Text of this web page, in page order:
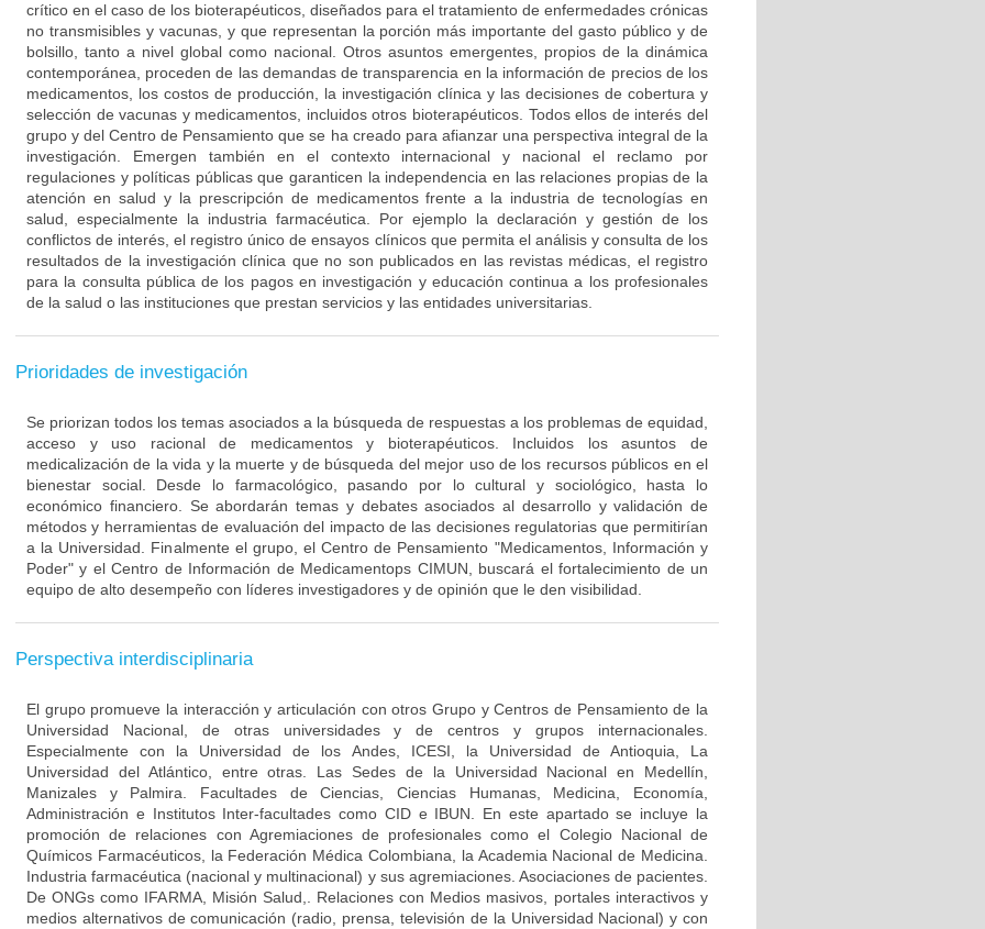
crítico en el caso de los bioterapéuticos, diseñados para el tratamiento de enfermedades crónicas
no transmisibles y vacunas, y que representan la porción más importante del gasto público y de
bolsillo, tanto a nivel global como nacional. Otros asuntos emergentes, propios de la dinámica
contemporánea, proceden de las demandas de transparencia en la información de precios de los
medicamentos, los costos de producción, la investigación clínica y las decisiones de cobertura y
selección de vacunas y medicamentos, incluidos otros bioterapéuticos. Todos ellos de interés del
grupo y del Centro de Pensamiento que se ha creado para afianzar una perspectiva integral de la
investigación. Emergen también en el contexto internacional y nacional el reclamo por
regulaciones y políticas públicas que garanticen la independencia en las relaciones propias de la
atención en salud y la prescripción de medicamentos frente a la industria de tecnologías en
salud, especialmente la industria farmacéutica. Por ejemplo la declaración y gestión de los
conflictos de interés, el registro único de ensayos clínicos que permita el análisis y consulta de los
resultados de la investigación clínica que no son publicados en las revistas médicas, el registro
para la consulta pública de los pagos en investigación y educación continua a los profesionales
de la salud o las instituciones que prestan servicios y las entidades universitarias.
Prioridades de investigación
Se priorizan todos los temas asociados a la búsqueda de respuestas a los problemas de equidad,
acceso y uso racional de medicamentos y bioterapéuticos. Incluidos los asuntos de
medicalización de la vida y la muerte y de búsqueda del mejor uso de los recursos públicos en el
bienestar social. Desde lo farmacológico, pasando por lo cultural y sociológico, hasta lo
económico financiero. Se abordarán temas y debates asociados al desarrollo y validación de
métodos y herramientas de evaluación del impacto de las decisiones regulatorias que permitirían
a la Universidad. Finalmente el grupo, el Centro de Pensamiento "Medicamentos, Información y
Poder" y el Centro de Información de Medicamentops CIMUN, buscará el fortalecimiento de un
equipo de alto desempeño con líderes investigadores y de opinión que le den visibilidad.
Perspectiva interdisciplinaria
El grupo promueve la interacción y articulación con otros Grupo y Centros de Pensamiento de la
Universidad Nacional, de otras universidades y de centros y grupos internacionales.
Especialmente con la Universidad de los Andes, ICESI, la Universidad de Antioquia, La
Universidad del Atlántico, entre otras. Las Sedes de la Universidad Nacional en Medellín,
Manizales y Palmira. Facultades de Ciencias, Ciencias Humanas, Medicina, Economía,
Administración e Institutos Inter-facultades como CID e IBUN. En este apartado se incluye la
promoción de relaciones con Agremiaciones de profesionales como el Colegio Nacional de
Químicos Farmacéuticos, la Federación Médica Colombiana, la Academia Nacional de Medicina.
Industria farmacéutica (nacional y multinacional) y sus agremiaciones. Asociaciones de pacientes.
De ONGs como IFARMA, Misión Salud,. Relaciones con Medios masivos, portales interactivos y
medios alternativos de comunicación (radio, prensa, televisión de la Universidad Nacional) y con